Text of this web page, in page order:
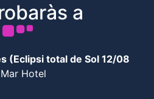
a
(Eclipsi total de Sol 12/08
Hotel